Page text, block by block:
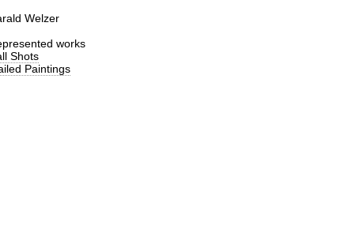
Welzer
works
Shots
Paintings